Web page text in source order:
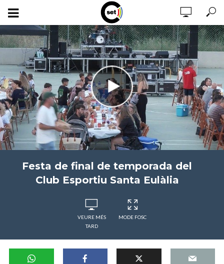
Festa de final de temporada del
Club Esportiu Santa Eulàlia
VEURE MÉS
TARD
MODE FOSC